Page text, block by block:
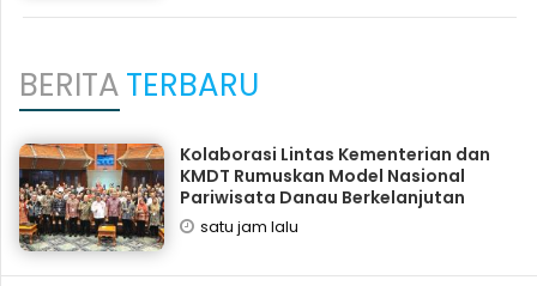
BERITATERBARU
Kolaborasi Lintas Kementerian dan
KMDT Rumuskan Model Nasional
Pariwisata Danau Berkelanjutan
satu jam lalu